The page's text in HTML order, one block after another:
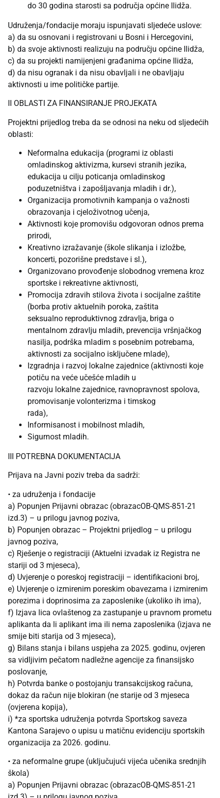
do 30 godina starosti sa područja općine Ilidža.
Udruženja/fondacije moraju ispunjavati sljedeće uslove:
a) da su osnovani i registrovani u Bosni i Hercegovini,
b) da svoje aktivnosti realizuju na području općine Ilidža,
c) da su projekti namijenjeni građanima općine Ilidža,
d) da nisu ogranak i da nisu obavljali i ne obavljaju
aktivnosti u ime političke partije.
II OBLASTI ZA FINANSIRANJE PROJEKATA
Projektni prijedlog treba da se odnosi na neku od sljedećih
oblasti:
Neformalna edukacija (programi iz oblasti
omladinskog aktivizma, kursevi stranih jezika,
edukacija u cilju poticanja omladinskog
poduzetništva i zapošljavanja mladih i dr.),
Organizacija promotivnih kampanja o važnosti
obrazovanja i cjeloživotnog učenja,
Aktivnosti koje promovišu odgovoran odnos prema
prirodi,
Kreativno izražavanje (škole slikanja i izložbe,
koncerti, pozorišne predstave i sl.),
Organizovano provođenje slobodnog vremena kroz
sportske i rekreativne aktivnosti,
Promocija zdravih stilova života i socijalne zaštite
(borba protiv aktuelnih poroka, zaštita
seksualno reproduktivnog zdravlja, briga o
mentalnom zdravlju mladih, prevencija vršnjačkog
nasilja, podrška mladim s posebnim potrebama,
aktivnosti za socijalno isključene mlade),
Izgradnja i razvoj lokalne zajednice (aktivnosti koje
potiču na veće učešće mladih u
razvoju lokalne zajednice, ravnopravnost spolova,
promovisanje volonterizma i timskog
rada),
Informisanost i mobilnost mladih,
Sigurnost mladih.
III POTREBNA DOKUMENTACIJA
Prijava na Javni poziv treba da sadrži:
• za udruženja i fondacije
a) Popunjen Prijavni obrazac (obrazacOB-QMS-851-21
izd.3) – u prilogu javnog poziva,
b) Popunjen obrazac – Projektni prijedlog – u prilogu
javnog poziva,
c) Rješenje o registraciji (Aktuelni izvadak iz Registra ne
stariji od 3 mjeseca),
d) Uvjerenje o poreskoj registraciji – identifikacioni broj,
e) Uvjerenje o izmirenim poreskim obavezama i izmirenim
porezima i doprinosima za zaposlenike (ukoliko ih ima),
f) Izjava lica ovlaštenog za zastupanje u pravnom prometu
aplikanta da li aplikant ima ili nema zaposlenika (izjava ne
smije biti starija od 3 mjeseca),
g) Bilans stanja i bilans uspjeha za 2025. godinu, ovjeren
sa vidljivim pečatom nadležne agencije za finansijsko
poslovanje,
h) Potvrda banke o postojanju transakcijskog računa,
dokaz da račun nije blokiran (ne starije od 3 mjeseca
(ovjerena kopija),
i) *za sportska udruženja potvrda Sportskog saveza
Kantona Sarajevo o upisu u matičnu evidenciju sportskih
organizacija za 2026. godinu.
• za neformalne grupe (uključujući vijeća učenika srednjih
škola)
a) Popunjen Prijavni obrazac (obrazacOB-QMS-851-21